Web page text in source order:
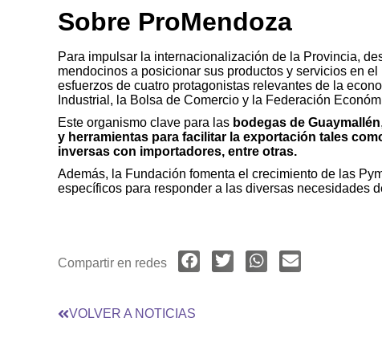
Sobre ProMendoza
Para impulsar la internacionalización de la Provincia,
mendocinos a posicionar sus productos y servicios en
esfuerzos de cuatro protagonistas relevantes de la
Industrial, la Bolsa de Comercio y la Federación
Este organismo clave para las bodegas de Guaymallén
y herramientas para facilitar la exportación tales
inversas con importadores, entre otras.
Además, la Fundación fomenta el crecimiento de las
específicos para responder a las diversas necesidades
Compartir en redes
VOLVER A NOTICIAS